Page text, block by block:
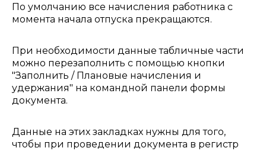
По умолчанию все начисления работника с
момента начала отпуска прекращаются.
При необходимости данные табличные части
можно перезаполнить с помощью кнопки
"Заполнить / Плановые начисления и
удержания" на командной панели формы
документа.
Данные на этих закладках нужны для того,
чтобы при проведении документа в регистр